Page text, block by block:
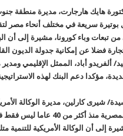
هايك هارجارت، مديرة منطقة
بوتيرة سريعة في مختلف أنحاء مصر
من تبعات وباء كورونا، مشيرة إلى
فضلا عن إمكانية جدولة الديون
ألفريدو أباد، الممثل الإقليمي
مؤكدا دعم البنك لهذه
شيرى كارلين، مديرة الوكالة
الحكومة المصرية
إلى أن الوكالة الأمريكية